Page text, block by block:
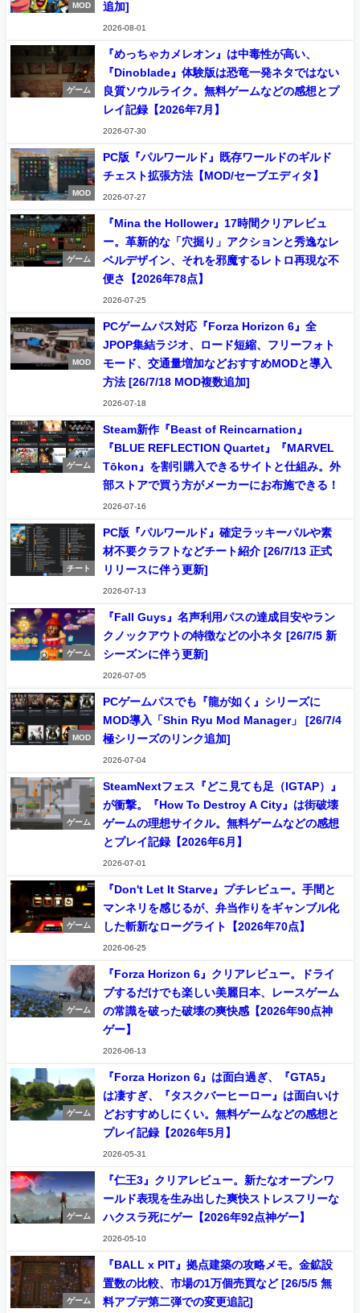
MOD
追加]
2026-08-01
ゲーム
『めっちゃカメレオン』は中毒性が高い、
『Dinoblade』体験版は恐竜一発ネタではない
良質ソウルライク。無料ゲームなどの感想とプ
レイ記録【2026年7月】
2026-07-30
MOD
PC版『パルワールド』既存ワールドのギルド
チェスト拡張方法【MOD/セーブエディタ】
2026-07-27
ゲーム
『Mina the Hollower』17時間クリアレビュ
ー。革新的な「穴掘り」アクションと秀逸なレ
ベルデザイン、それを邪魔するレトロ再現な不
便さ【2026年78点】
2026-07-25
MOD
PCゲームパス対応『Forza Horizon 6』全
JPOP集結ラジオ、ロード短縮、フリーフォト
モード、交通量増加などおすすめMODと導入
方法 [26/7/18 MOD複数追加]
2026-07-18
ゲーム
Steam新作『Beast of Reincarnation』
『BLUE REFLECTION Quartet』『MARVEL
Tōkon』を割引購入できるサイトと仕組み。外
部ストアで買う方がメーカーにお布施できる！
2026-07-16
チート
PC版『パルワールド』確定ラッキーパルや素
材不要クラフトなどチート紹介 [26/7/13 正式
リリースに伴う更新]
2026-07-13
ゲーム
『Fall Guys』名声利用パスの達成目安やラン
クノックアウトの特徴などの小ネタ [26/7/5 新
シーズンに伴う更新]
2026-07-05
MOD
PCゲームパスでも『龍が如く』シリーズに
MOD導入「Shin Ryu Mod Manager」 [26/7/4
極シリーズのリンク追加]
2026-07-04
ゲーム
SteamNextフェス『どこ見ても足（IGTAP）』
が衝撃。『How To Destroy A City』は街破壊
ゲームの理想サイクル。無料ゲームなどの感想
とプレイ記録【2026年6月】
2026-07-01
ゲーム
『Don't Let It Starve』プチレビュー。手間と
マンネリを感じるが、弁当作りをギャンブル化
した斬新なローグライト【2026年70点】
2026-06-25
ゲーム
『Forza Horizon 6』クリアレビュー。ドライ
ブするだけでも楽しい美麗日本、レースゲーム
の常識を破った破壊の爽快感【2026年90点神
ゲー】
2026-06-13
ゲーム
『Forza Horizon 6』は面白過ぎ、『GTA5』
は凄すぎ、『タスクバーヒーロー』は面白いけ
どおすすめしにくい。無料ゲームなどの感想と
プレイ記録【2026年5月】
2026-05-31
ゲーム
『仁王3』クリアレビュー。新たなオープンワ
ールド表現を生み出した爽快ストレスフリーな
ハクスラ死にゲー【2026年92点神ゲー】
2026-05-10
ゲーム
『BALL x PIT』拠点建築の攻略メモ。金鉱設
置数の比較、市場の1万個売買など [26/5/5 無
料アプデ第二弾での変更追記]